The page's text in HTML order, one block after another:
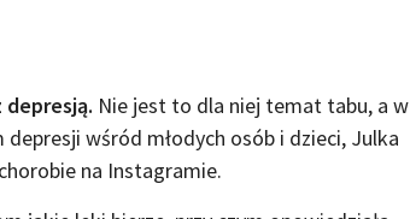
depresją. Nie jest to dla niej temat tabu, a w
wśród młodych osób i dzieci, Julka
na Instagramie.